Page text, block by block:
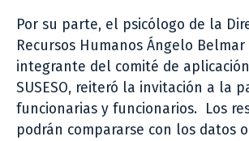
Por su parte, el psicólogo de la
Recursos Humanos Ángelo Belmar
integrante del comité de aplicación
SUSESO, reiteró la invitación a la
funcionarias y funcionarios. Los
podrán compararse con los datos